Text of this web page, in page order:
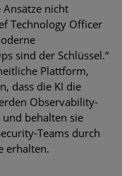
nicht
Technology Officer
sind der Schlüssel.“
Plattform,
dass die KI die
Observability-
behalten sie
Teams durch
erhalten.